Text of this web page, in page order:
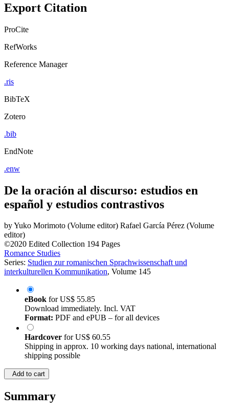
Export Citation
ProCite
RefWorks
Reference Manager
.ris
BibTeX
Zotero
.bib
EndNote
.enw
De la oración al discurso: estudios en
español y estudios contrastivos
byYuko Morimoto (Volume editor) Rafael García Pérez (Volume
editor)
©2020 Edited Collection 194 Pages
Romance Studies
Series: Studien zur romanischen Sprachwissenschaft und
interkulturellen Kommunikation, Volume 145
eBook forUS$ 55.85
Download immediately. Incl. VAT
Format: PDF and ePUB – for all devices
Hardcover forUS$ 60.55
Shipping in approx. 10 working days national, international
shipping possible
Add to cart
Summary